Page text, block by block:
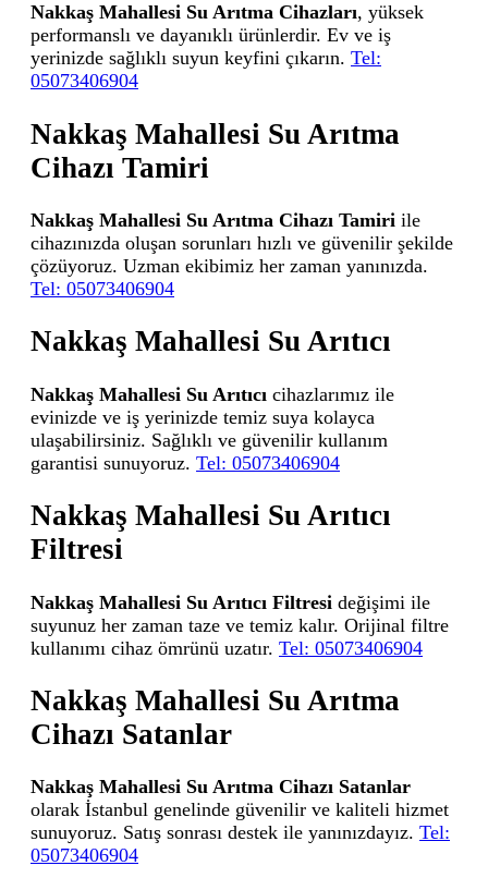
Nakkaş Mahallesi Su Arıtma Cihazları, yüksek
performanslı ve dayanıklı ürünlerdir. Ev ve iş
yerinizde sağlıklı suyun keyfini çıkarın. Tel:
05073406904
Nakkaş Mahallesi Su Arıtma
Cihazı Tamiri
Nakkaş Mahallesi Su Arıtma Cihazı Tamiri ile
cihazınızda oluşan sorunları hızlı ve güvenilir şekilde
çözüyoruz. Uzman ekibimiz her zaman yanınızda.
Tel: 05073406904
Nakkaş Mahallesi Su Arıtıcı
Nakkaş Mahallesi Su Arıtıcı cihazlarımız ile
evinizde ve iş yerinizde temiz suya kolayca
ulaşabilirsiniz. Sağlıklı ve güvenilir kullanım
garantisi sunuyoruz. Tel: 05073406904
Nakkaş Mahallesi Su Arıtıcı
Filtresi
Nakkaş Mahallesi Su Arıtıcı Filtresi değişimi ile
suyunuz her zaman taze ve temiz kalır. Orijinal filtre
kullanımı cihaz ömrünü uzatır. Tel: 05073406904
Nakkaş Mahallesi Su Arıtma
Cihazı Satanlar
Nakkaş Mahallesi Su Arıtma Cihazı Satanlar
olarak İstanbul genelinde güvenilir ve kaliteli hizmet
sunuyoruz. Satış sonrası destek ile yanınızdayız. Tel:
05073406904